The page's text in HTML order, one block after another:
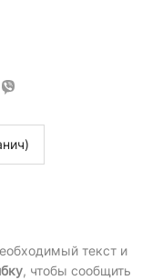
текст и
, чтобы сообщить